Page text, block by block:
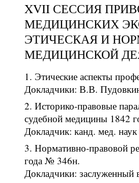
XVII СЕССИЯ
МЕДИЦИНСКИХ
ЭТИЧЕСКАЯ И
МЕДИЦИНСКОЙ
Этические аспекты
Докладчики: В.В.
Историко-правовые
судебной медицины 1842
Докладчик: канд. мед.
Нормативно-правовой
года № 346н.
Докладчики: